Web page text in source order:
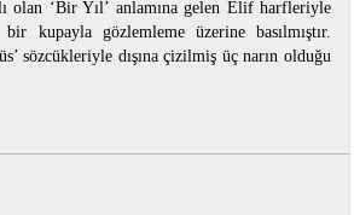
olan ‘Bir Yıl’ anlamına gelen Elif harfleriyle
kupayla gözlemleme üzerine basılmıştır.
sözcükleriyle dışına çizilmiş üç narın olduğu